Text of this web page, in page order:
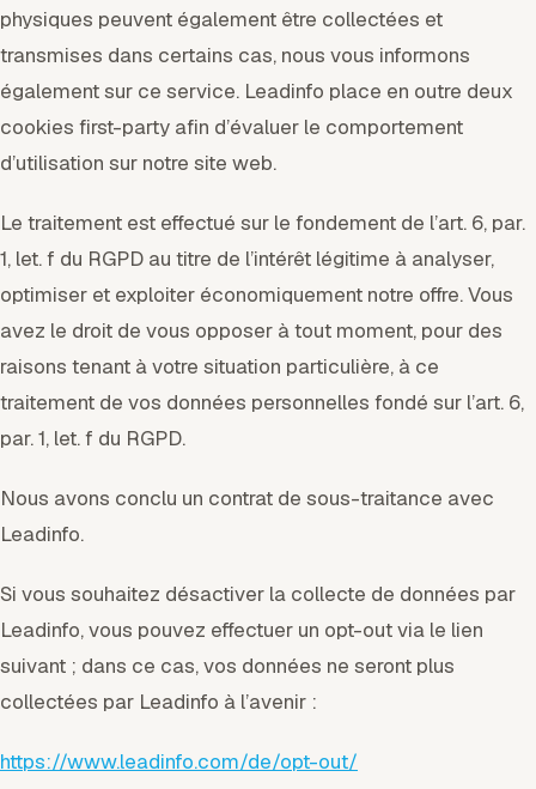
physiques peuvent également être collectées et
transmises dans certains cas, nous vous informons
également sur ce service. Leadinfo place en outre deux
cookies first-party afin d’évaluer le comportement
d’utilisation sur notre site web.
Le traitement est effectué sur le fondement de l’art. 6, par.
1, let. f du RGPD au titre de l’intérêt légitime à analyser,
optimiser et exploiter économiquement notre offre. Vous
avez le droit de vous opposer à tout moment, pour des
raisons tenant à votre situation particulière, à ce
traitement de vos données personnelles fondé sur l’art. 6,
par. 1, let. f du RGPD.
Nous avons conclu un contrat de sous-traitance avec
Leadinfo.
Si vous souhaitez désactiver la collecte de données par
Leadinfo, vous pouvez effectuer un opt-out via le lien
suivant ; dans ce cas, vos données ne seront plus
collectées par Leadinfo à l’avenir :
https://www.leadinfo.com/de/opt-out/